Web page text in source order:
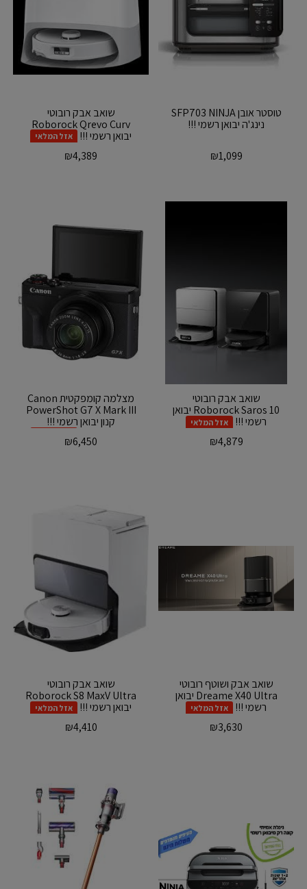
טוסטר אובן SFP703 NINJA
נינג'ה יבואן רשמי !!!
₪1,099
‏שואב אבק רובוטי
Roborock Qrevo Curv
יבואן רשמי !!!
אזל המלאי
₪4,389
‏שואב אבק רובוטי
Roborock Saros 10 יבואן
רשמי !!!
אזל המלאי
₪4,879
מצלמה ‏קומפקטית Canon
PowerShot G7 X Mark III
קנון יבואן רשמי !!!
₪6,450
שואב אבק ושוטף רובוטי
Dreame X40 Ultra יבואן
רשמי !!!
אזל המלאי
₪3,630
‏שואב אבק רובוטי
Roborock S8 MaxV Ultra
יבואן רשמי !!!
אזל המלאי
₪4,410